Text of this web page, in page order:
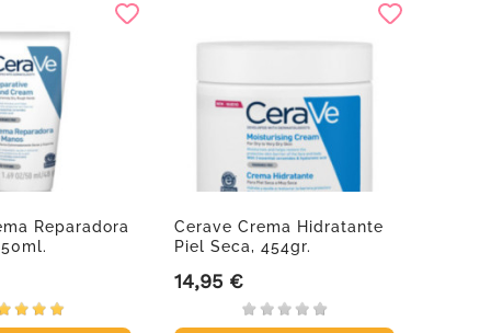
Reparadora
Cerave Crema Hidratante
Piel Seca, 454gr.
Precio
14,95 €